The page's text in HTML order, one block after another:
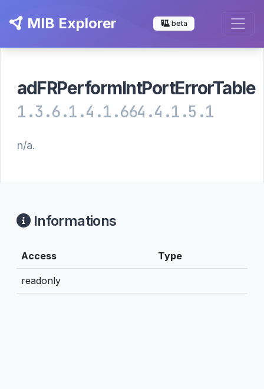
MIB Explorer beta
adFRPerformIntPortErrorTable
1.3.6.1.4.1.664.4.1.5.1
n/a.
Informations
Access Type
readonly